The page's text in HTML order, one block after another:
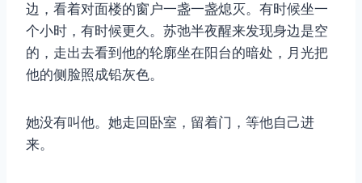
边，看着对面楼的窗户一盏一盏熄灭。有时候坐一
个小时，有时候更久。苏弛半夜醒来发现身边是空
的，走出去看到他的轮廓坐在阳台的暗处，月光把
他的侧脸照成铅灰色。
她没有叫他。她走回卧室，留着门，等他自己进
来。